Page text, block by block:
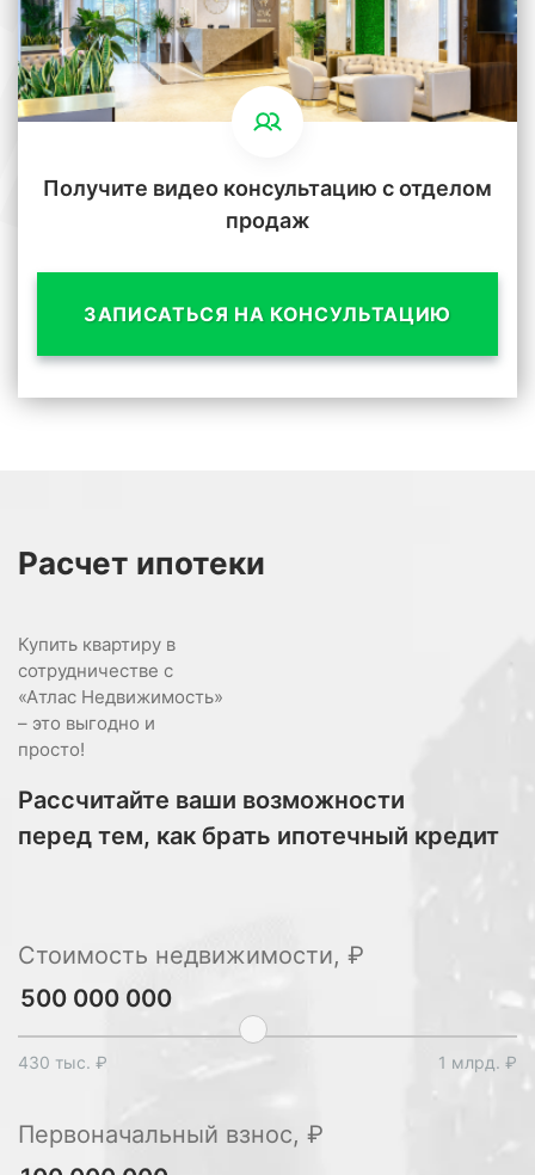
Получите видео консультацию с отделом
продаж
ЗАПИСАТЬСЯ НА КОНСУЛЬТАЦИЮ
Расчет ипотеки
Купить квартиру в
сотрудничестве с
«Атлас Недвижимость»
– это выгодно и
просто!
Рассчитайте ваши возможности
перед тем, как брать ипотечный кредит
Стоимость недвижимости, ₽
430 тыс. ₽ 1 млрд. ₽
Первоначальный взнос, ₽